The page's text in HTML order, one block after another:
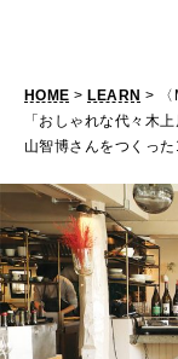
[12
女
HOME > LEARN > 〈
「おしゃれな代々木
山智博さんをつくっ